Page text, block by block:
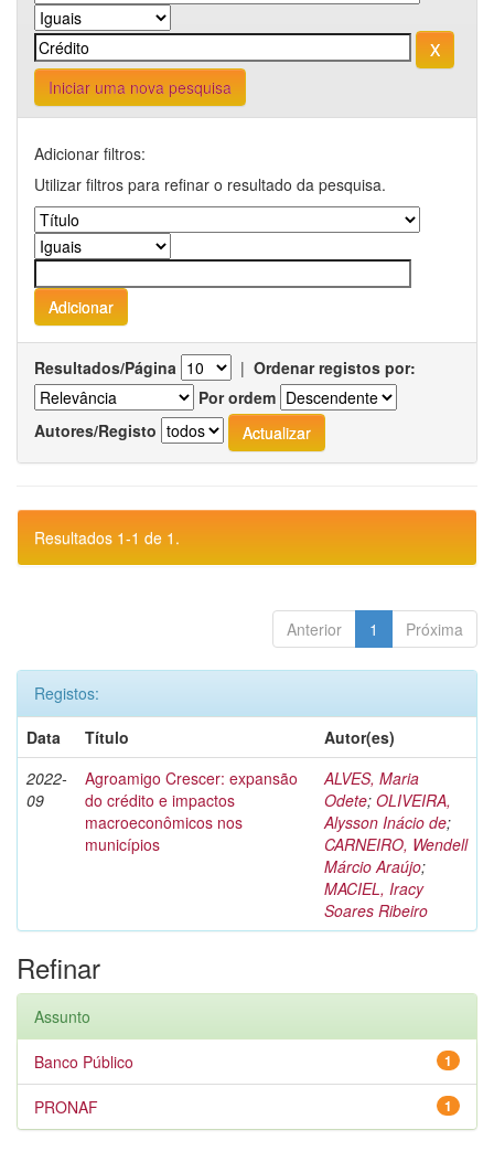
Iniciar uma nova pesquisa
Adicionar filtros:
Utilizar filtros para refinar o resultado da pesquisa.
Resultados/Página | Ordenar registos por:
Por ordem
Autores/Registo
Resultados 1-1 de 1.
Anterior 1 Próxima
Registos:
Data
Título
Autor(es)
2022-
09
Agroamigo Crescer: expansão
do crédito e impactos
macroeconômicos nos
municípios
ALVES, Maria
Odete; OLIVEIRA,
Alysson Inácio de;
CARNEIRO, Wendell
Márcio Araújo;
MACIEL, Iracy
Soares Ribeiro
Refinar
Assunto
1
Banco Público
1
PRONAF